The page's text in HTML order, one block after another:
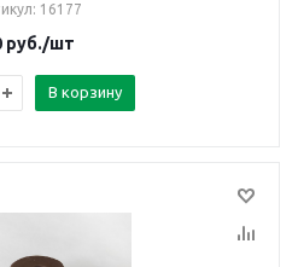
: 16177
руб./шт
В корзину